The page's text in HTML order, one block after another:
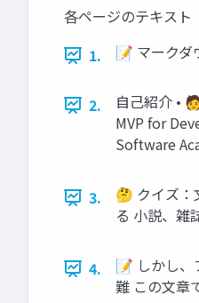
各ページのテキスト
1.
📝 マークダ
2.
自己紹介 •
MVP for
Software
3.
🤔 クイズ：
る 小説、雑
4.
📝 しかし、
難 この文章